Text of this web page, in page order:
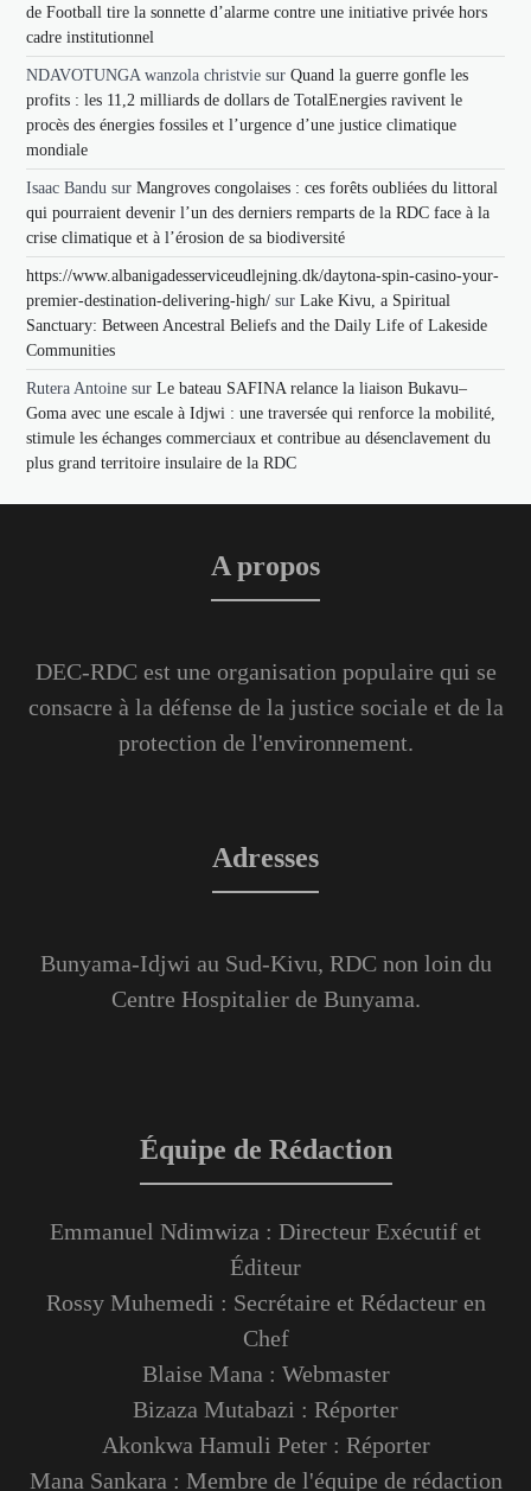
de Football tire la sonnette d’alarme contre une initiative privée hors
cadre institutionnel
NDAVOTUNGA wanzola christvie surQuand la guerre gonfle les
profits : les 11,2 milliards de dollars de TotalEnergies ravivent le
procès des énergies fossiles et l’urgence d’une justice climatique
mondiale
Isaac Bandu surMangroves congolaises : ces forêts oubliées du littoral
qui pourraient devenir l’un des derniers remparts de la RDC face à la
crise climatique et à l’érosion de sa biodiversité
https://www.albanigadesserviceudlejning.dk/daytona-spin-casino-your-
premier-destination-delivering-high/ surLake Kivu, a Spiritual
Sanctuary: Between Ancestral Beliefs and the Daily Life of Lakeside
Communities
Rutera Antoine surLe bateau SAFINA relance la liaison Bukavu–
Goma avec une escale à Idjwi : une traversée qui renforce la mobilité,
stimule les échanges commerciaux et contribue au désenclavement du
plus grand territoire insulaire de la RDC
A propos
DEC-RDC est une organisation populaire qui se
consacre à la défense de la justice sociale et de la
protection de l'environnement.
Adresses
Bunyama-Idjwi au Sud-Kivu, RDC non loin du
Centre Hospitalier de Bunyama.
Équipe de Rédaction
Emmanuel Ndimwiza : Directeur Exécutif et
Éditeur
Rossy Muhemedi : Secrétaire et Rédacteur en
Chef
Blaise Mana : Webmaster
Bizaza Mutabazi : Réporter
Akonkwa Hamuli Peter : Réporter
Mana Sankara : Membre de l'équipe de rédaction